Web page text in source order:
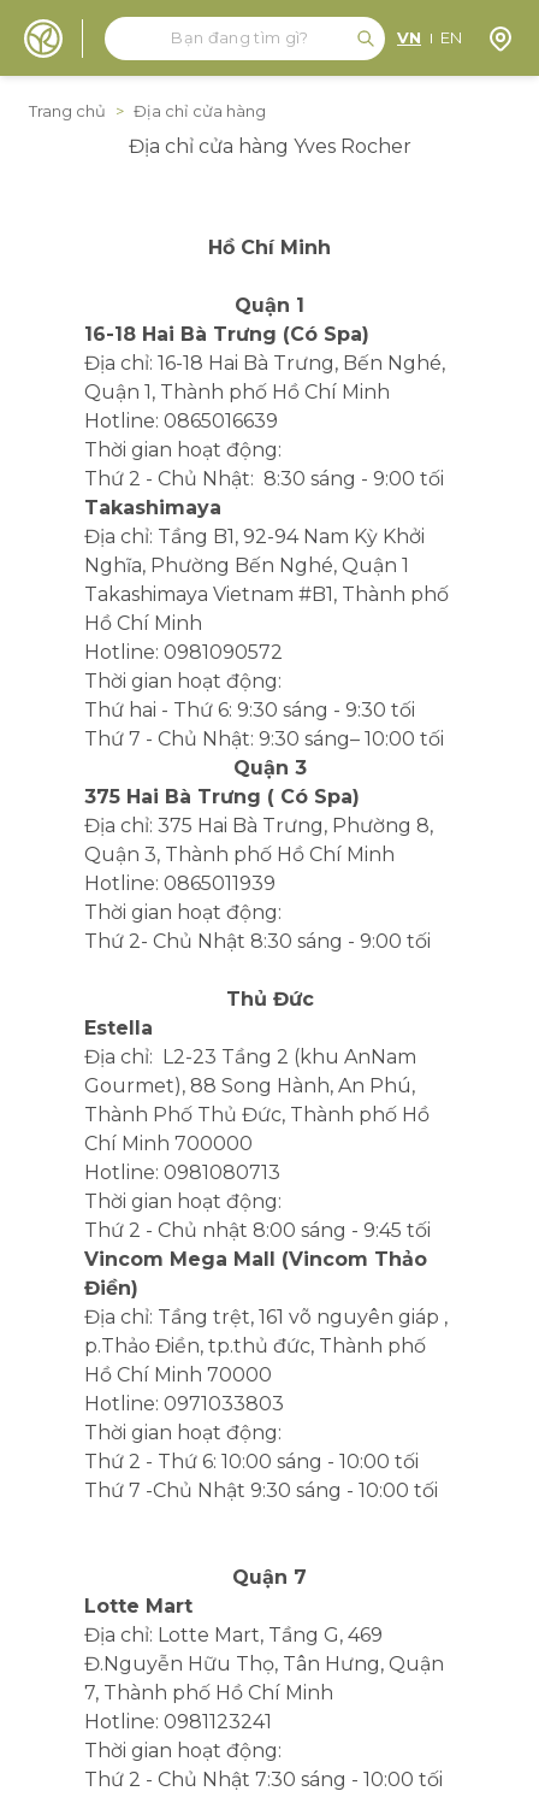
Tìm kiếm
Tìm kiếm
VN EN Định
Trang chủ > Địa chỉ cửa hàng
Địa chỉ cửa hàng Yves Rocher
Hồ Chí Minh
Quận 1
16-18 Hai Bà Trưng (Có Spa)
Địa chỉ: 16-18 Hai Bà Trưng, Bến Nghé,
Quận 1, Thành phố Hồ Chí Minh
Hotline: 0865016639
Thời gian hoạt động:
Thứ 2 - Chủ Nhật: 8:30 sáng - 9:00 tối
Takashimaya
Địa chỉ: Tầng B1, 92-94 Nam Kỳ Khởi
Nghĩa, Phường Bến Nghé, Quận 1
Takashimaya Vietnam #B1, Thành phố
Hồ Chí Minh
Hotline: 0981090572
Thời gian hoạt động:
Thứ hai - Thứ 6: 9:30 sáng - 9:30 tối
Thứ 7 - Chủ Nhật: 9:30 sáng– 10:00 tối
Quận 3
375 Hai Bà Trưng ( Có Spa)
Địa chỉ: 375 Hai Bà Trưng, Phường 8,
Quận 3, Thành phố Hồ Chí Minh
Hotline: 0865011939
Thời gian hoạt động:
Thứ 2- Chủ Nhật 8:30 sáng - 9:00 tối
Thủ Đức
Estella
Địa chỉ: L2-23 Tầng 2 (khu AnNam
Gourmet), 88 Song Hành, An Phú,
Thành Phố Thủ Đức, Thành phố Hồ
Chí Minh 700000
Hotline: 0981080713
Thời gian hoạt động:
Thứ 2 - Chủ nhật 8:00 sáng - 9:45 tối
Vincom Mega Mall (Vincom Thảo
Điền)
Địa chỉ: Tầng trệt, 161 võ nguyên giáp ,
p.Thảo Điền, tp.thủ đức, Thành phố
Hồ Chí Minh 70000
Hotline: 0971033803
Thời gian hoạt động:
Thứ 2 - Thứ 6: 10:00 sáng - 10:00 tối
Thứ 7 -Chủ Nhật 9:30 sáng - 10:00 tối
Quận 7
Lotte Mart
Địa chỉ: Lotte Mart, Tầng G, 469
Đ.Nguyễn Hữu Thọ, Tân Hưng, Quận
7, Thành phố Hồ Chí Minh
Hotline: 0981123241
Thời gian hoạt động:
Thứ 2 - Chủ Nhật 7:30 sáng - 10:00 tối